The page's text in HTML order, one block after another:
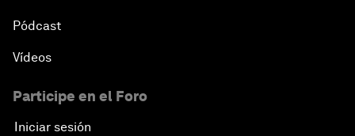
Pódcast
Vídeos
Participe en el Foro
Iniciar sesión